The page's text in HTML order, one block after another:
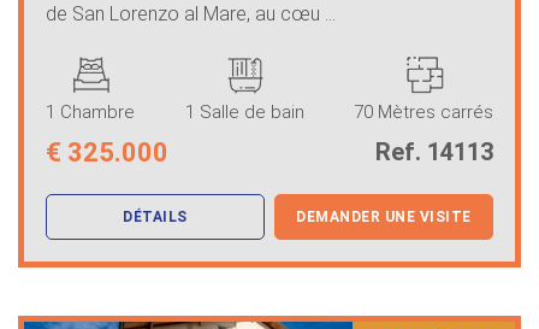
de San Lorenzo al Mare, au cœu ...
1 Chambre 1 Salle de bain 70 Mètres carrés
€ 325.000 Ref. 14113
DÉTAILS DEMANDER UNE VISITE